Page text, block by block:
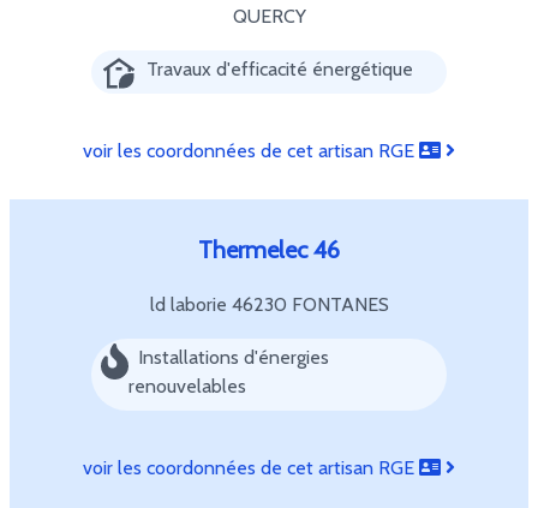
QUERCY
Travaux d'efficacité énergétique
voir les coordonnées de cet artisan RGE
Thermelec 46
ld laborie 46230 FONTANES
Installations d'énergies
renouvelables
voir les coordonnées de cet artisan RGE